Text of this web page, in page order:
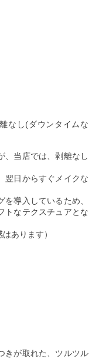
なし(ダウンタイムな
、当店では、剥離なし
翌日からすぐメイクな
導入しているため、
トなテクスチュアとな
あります）
きが取れた、ツルツル